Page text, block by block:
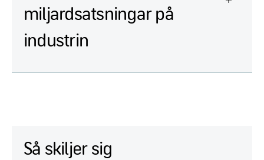
miljardsatsningar på
industrin
Så skiljer sig